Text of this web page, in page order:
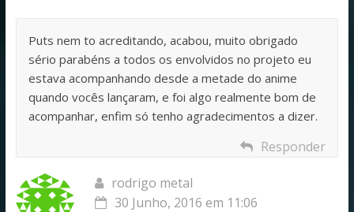
Puts nem to acreditando, acabou, muito obrigado
sério parabéns a todos os envolvidos no projeto eu
estava acompanhando desde a metade do anime
quando vocês lançaram, e foi algo realmente bom de
acompanhar, enfim só tenho agradecimentos a dizer.
Responder
rodrigo metal
30 Junho, 2016 em 11:06